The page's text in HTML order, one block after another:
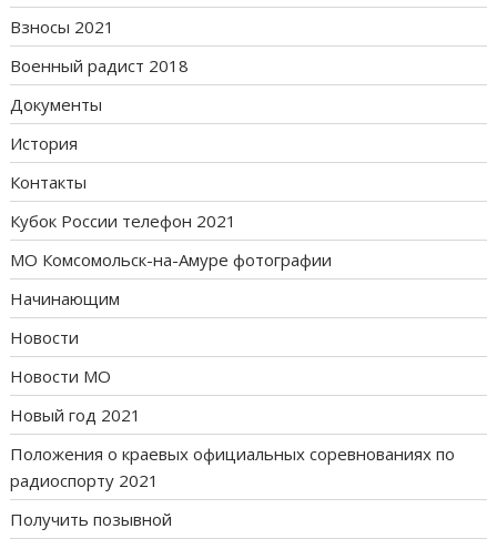
Взносы 2021
Военный радист 2018
Документы
История
Контакты
Кубок России телефон 2021
МО Комсомольск-на-Амуре фотографии
Начинающим
Новости
Новости МО
Новый год 2021
Положения о краевых официальных соревнованиях по
радиоспорту 2021
Получить позывной